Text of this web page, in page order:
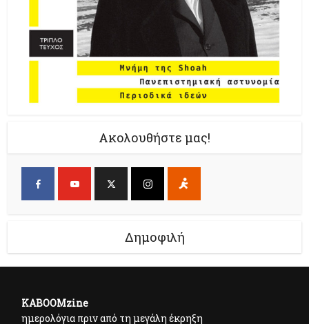
Ακολουθήστε μας!
Δημοφιλή
KABOOMzine
ημερολόγια πριν από τη μεγάλη έκρηξη